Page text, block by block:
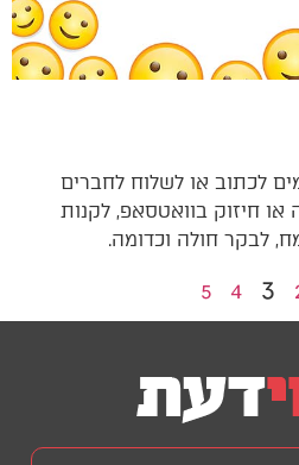
לכתוב או לשלוח לחברים
חיזוק בוואטסאפ, לקנות
לבקר חולה וכדומה.
3
4
5